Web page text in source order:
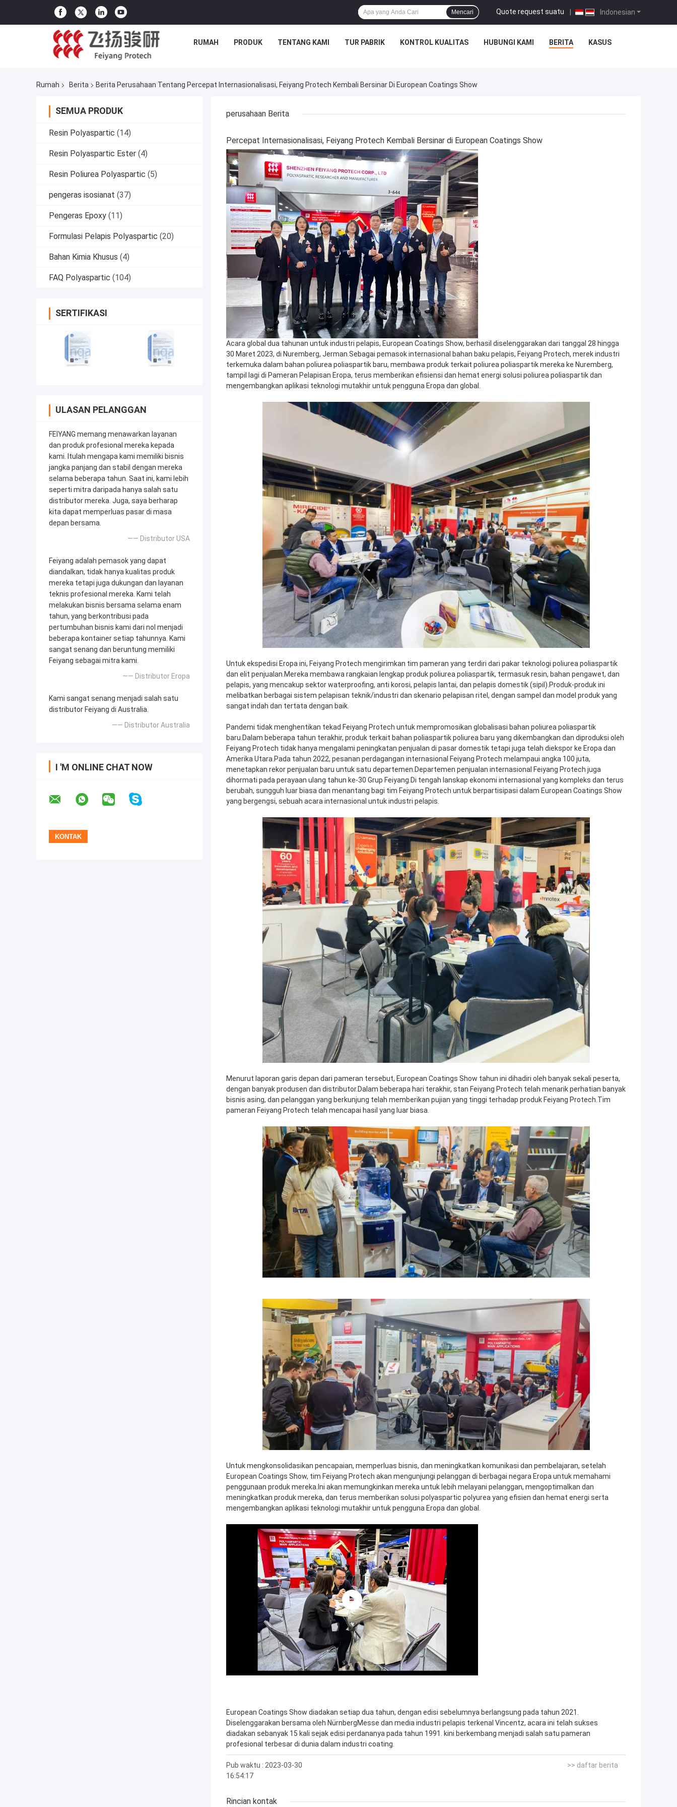
Indonesian
Quote request suatu |
Mencari
RUMAH PRODUK TENTANG KAMI TUR PABRIK KONTROL KUALITAS HUBUNGI KAMI BERITA KASUS
Rumah Berita Berita Perusahaan Tentang Percepat Internasionalisasi, Feiyang Protech Kembali Bersinar Di European Coatings Show
SEMUA PRODUK
Resin Polyaspartic (14)
Resin Polyaspartic Ester (4)
Resin Poliurea Polyaspartic (5)
pengeras isosianat (37)
Pengeras Epoxy (11)
Formulasi Pelapis Polyaspartic (20)
Bahan Kimia Khusus (4)
FAQ Polyaspartic (104)
SERTIFIKASI
ULASAN PELANGGAN
FEIYANG memang menawarkan layanan
dan produk profesional mereka kepada
kami. Itulah mengapa kami memiliki bisnis
jangka panjang dan stabil dengan mereka
selama beberapa tahun. Saat ini, kami lebih
seperti mitra daripada hanya salah satu
distributor mereka. Juga, saya berharap
kita dapat memperluas pasar di masa
depan bersama.
—— Distributor USA
Feiyang adalah pemasok yang dapat
diandalkan, tidak hanya kualitas produk
mereka tetapi juga dukungan dan layanan
teknis profesional mereka. Kami telah
melakukan bisnis bersama selama enam
tahun, yang berkontribusi pada
pertumbuhan bisnis kami dari nol menjadi
beberapa kontainer setiap tahunnya. Kami
sangat senang dan beruntung memiliki
Feiyang sebagai mitra kami.
—— Distributor Eropa
Kami sangat senang menjadi salah satu
distributor Feiyang di Australia.
—— Distributor Australia
I 'M ONLINE CHAT NOW
perusahaan Berita
Percepat Internasionalisasi, Feiyang Protech Kembali Bersinar di European Coatings Show
Acara global dua tahunan untuk industri pelapis, European Coatings Show, berhasil diselenggarakan dari tanggal 28 hingga
30 Maret 2023, di Nuremberg, Jerman.Sebagai pemasok internasional bahan baku pelapis, Feiyang Protech, merek industri
terkemuka dalam bahan poliurea poliaspartik baru, membawa produk terkait poliurea poliaspartik mereka ke Nuremberg,
tampil lagi di Pameran Pelapisan Eropa, terus memberikan efisiensi dan hemat energi solusi poliurea poliaspartik dan
mengembangkan aplikasi teknologi mutakhir untuk pengguna Eropa dan global.
Untuk ekspedisi Eropa ini, Feiyang Protech mengirimkan tim pameran yang terdiri dari pakar teknologi poliurea poliaspartik
dan elit penjualan.Mereka membawa rangkaian lengkap produk poliurea poliaspartik, termasuk resin, bahan pengawet, dan
pelapis, yang mencakup sektor waterproofing, anti korosi, pelapis lantai, dan pelapis domestik (sipil).Produk-produk ini
melibatkan berbagai sistem pelapisan teknik/industri dan skenario pelapisan ritel, dengan sampel dan model produk yang
sangat indah dan tertata dengan baik.
Pandemi tidak menghentikan tekad Feiyang Protech untuk mempromosikan globalisasi bahan poliurea poliaspartik
baru.Dalam beberapa tahun terakhir, produk terkait bahan poliaspartik poliurea baru yang dikembangkan dan diproduksi oleh
Feiyang Protech tidak hanya mengalami peningkatan penjualan di pasar domestik tetapi juga telah diekspor ke Eropa dan
Amerika Utara.Pada tahun 2022, pesanan perdagangan internasional Feiyang Protech melampaui angka 100 juta,
menetapkan rekor penjualan baru untuk satu departemen.Departemen penjualan internasional Feiyang Protech juga
dihormati pada perayaan ulang tahun ke-30 Grup Feiyang.Di tengah lanskap ekonomi internasional yang kompleks dan terus
berubah, sungguh luar biasa dan menantang bagi tim Feiyang Protech untuk berpartisipasi dalam European Coatings Show
yang bergengsi, sebuah acara internasional untuk industri pelapis.
Menurut laporan garis depan dari pameran tersebut, European Coatings Show tahun ini dihadiri oleh banyak sekali peserta,
dengan banyak produsen dan distributor.Dalam beberapa hari terakhir, stan Feiyang Protech telah menarik perhatian banyak
bisnis asing, dan pelanggan yang berkunjung telah memberikan pujian yang tinggi terhadap produk Feiyang Protech.Tim
pameran Feiyang Protech telah mencapai hasil yang luar biasa.
Untuk mengkonsolidasikan pencapaian, memperluas bisnis, dan meningkatkan komunikasi dan pembelajaran, setelah
European Coatings Show, tim Feiyang Protech akan mengunjungi pelanggan di berbagai negara Eropa untuk memahami
penggunaan produk mereka.Ini akan memungkinkan mereka untuk lebih melayani pelanggan, mengoptimalkan dan
meningkatkan produk mereka, dan terus memberikan solusi polyaspartic polyurea yang efisien dan hemat energi serta
mengembangkan aplikasi teknologi mutakhir untuk pengguna Eropa dan global.
European Coatings Show diadakan setiap dua tahun, dengan edisi sebelumnya berlangsung pada tahun 2021.
Diselenggarakan bersama oleh NürnbergMesse dan media industri pelapis terkenal Vincentz, acara ini telah sukses
diadakan sebanyak 15 kali sejak edisi perdananya pada tahun 1991. kini berkembang menjadi salah satu pameran
profesional terbesar di dunia dalam industri coating.
Pub waktu : 2023-03-30
16:54:17
>> daftar berita
Rincian kontak